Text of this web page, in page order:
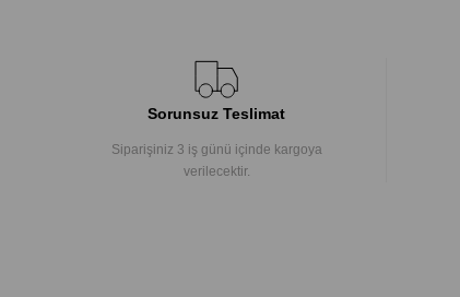
Sorunsuz Teslimat
Siparişiniz 3 iş günü içinde kargoya
verilecektir.